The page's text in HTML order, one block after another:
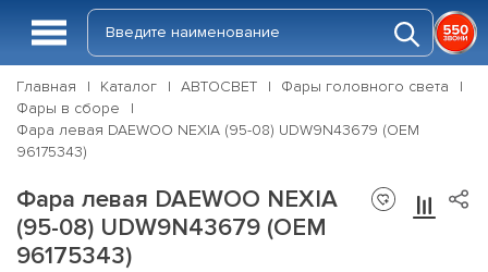
Главная Каталог АВТОСВЕТ
Фары головного света
Фары в сборе
Фара левая DAEWOO NEXIA (95-08) UDW9N43679 (OEM
96175343)
Фара левая DAEWOO NEXIA
(95-08) UDW9N43679 (OEM
96175343)